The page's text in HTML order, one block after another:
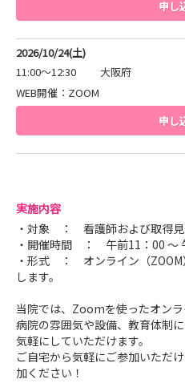
申し
2026/10/24(土)
11:00～12:30
大阪府
WEB開催：ZOOM
申し
実施内容
・対象 ： 看護師および取得
・開催時間 ： 午前11：00 ～
・形式 ： オンライン（
します。
当院では、Zoomを使ったオンラ
病院の雰囲気や設備、教育体制
気軽にしていただけます。
ご自宅から気軽にご参加いただ
加ください！